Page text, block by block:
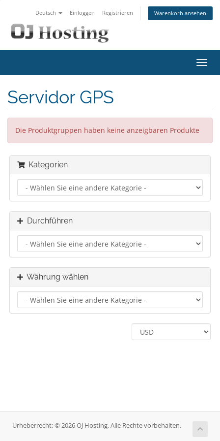
Deutsch Einloggen Registrieren Warenkorb ansehen
ein-/
Servidor GPS
Die Produktgruppen haben keine anzeigbaren Produkte
Kategorien
Durchführen
Währung wählen
Urheberrecht: © 2026 OJ Hosting. Alle Rechte vorbehalten.